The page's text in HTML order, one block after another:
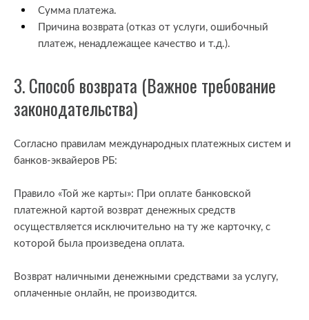
Сумма платежа.
Причина возврата (отказ от услуги, ошибочный
платеж, ненадлежащее качество и т.д.).
3. Способ возврата (Важное требование
законодательства)
Согласно правилам международных платежных систем и
банков-эквайеров РБ:
Правило «Той же карты»: При оплате банковской
платежной картой возврат денежных средств
осуществляется исключительно на ту же карточку, с
которой была произведена оплата.
Возврат наличными денежными средствами за услугу,
оплаченные онлайн, не производится.